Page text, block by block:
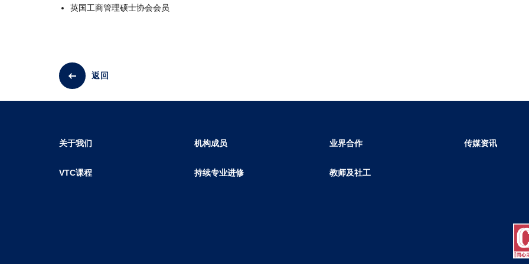
英国工商管理硕士协会会员
返回
关于我们 机构成员 业界合作 传媒资讯
VTC课程 持续专业进修 教师及社工